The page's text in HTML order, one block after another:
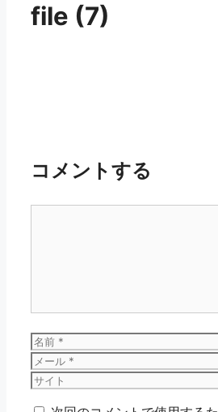
file (7)
コメントする
名
前
メ
ー
サ